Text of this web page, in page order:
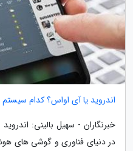
اندروید یا آی اواس؟ کدام
خبرنگاران - سهیل بالینی:
در دنیای فناوری و گوشی های